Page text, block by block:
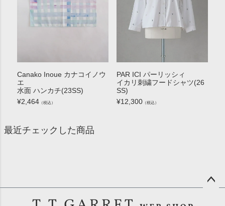
Canako Inoue カナコイノウ
エ
水面 ハンカチ(23SS)
¥2,464（税込）
PAR ICI パーリッシィ
イカリ刺繍フードシャツ(26
SS)
¥12,300 （税込）
最近チェックした商品